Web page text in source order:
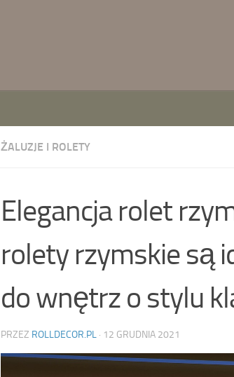
ŻALUZJE I ROLETY
Elegancja rolet
rolety rzymskie są
do wnętrz o stylu
PRZEZ ROLLDECOR.PL · 12 GRUDNIA 2021